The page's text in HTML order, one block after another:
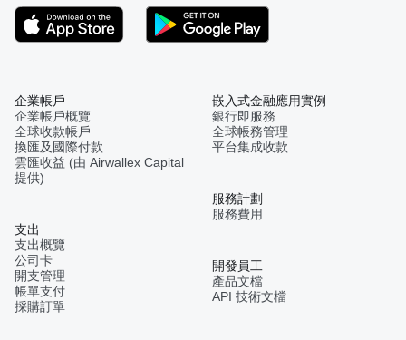
企業帳戶
企業帳戶概覽
全球收款帳戶
換匯及國際付款
雲匯收益 (由 Airwallex Capital
提供)
支出
支出概覽
公司卡
開支管理
帳單支付
採購訂單
嵌入式金融應用實例
銀行即服務
全球帳務管理
平台集成收款
服務計劃
服務費用
開發員工
產品文檔
API 技術文檔